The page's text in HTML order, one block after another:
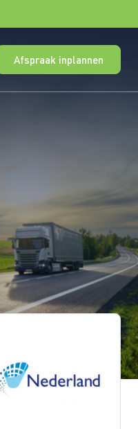
Afspraak inplannen